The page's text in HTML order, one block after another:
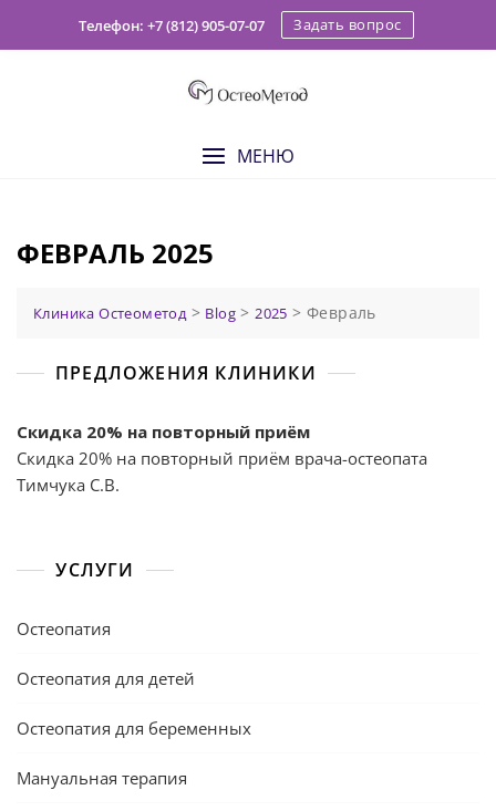
Телефон: +7 (812) 905-07-07 Задать вопрос
МЕНЮ
ФЕВРАЛЬ 2025
Клиника Остеометод> Blog >2025 >Февраль
ПРЕДЛОЖЕНИЯ КЛИНИКИ
Скидка 20% на повторный приём
Скидка 20% на повторный приём врача-остеопата
Тимчука С.В.
УСЛУГИ
Остеопатия
Остеопатия для детей
Остеопатия для беременных
Мануальная терапия